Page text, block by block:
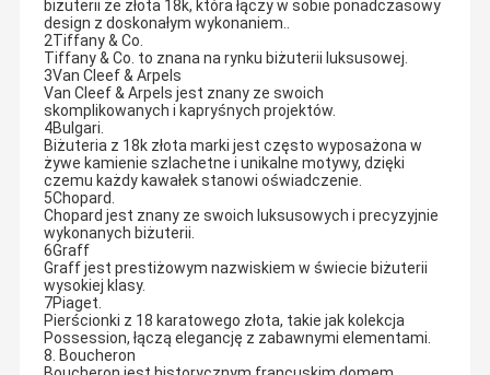
biżuterii ze złota 18k, która łączy w sobie ponadczasowy
design z doskonałym wykonaniem..
2Tiffany & Co.
Tiffany & Co. to znana na rynku biżuterii luksusowej.
3Van Cleef & Arpels
Van Cleef & Arpels jest znany ze swoich
skomplikowanych i kapryśnych projektów.
4Bulgari.
Biżuteria z 18k złota marki jest często wyposażona w
żywe kamienie szlachetne i unikalne motywy, dzięki
czemu każdy kawałek stanowi oświadczenie.
5Chopard.
Chopard jest znany ze swoich luksusowych i precyzyjnie
wykonanych biżuterii.
6Graff
Graff jest prestiżowym nazwiskiem w świecie biżuterii
wysokiej klasy.
7Piaget.
Pierścionki z 18 karatowego złota, takie jak kolekcja
Possession, łączą elegancję z zabawnymi elementami.
8. Boucheron